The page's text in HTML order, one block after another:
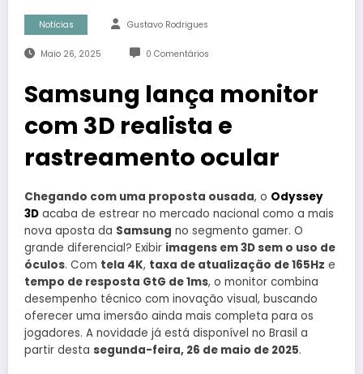
Notícias Gustavo Rodrigues
Maio 26, 2025 0 Comentários
Samsung lança monitor
com 3D realista e
rastreamento ocular
Chegando com uma proposta ousada, o Odyssey
3D acaba de estrear no mercado nacional como a mais
nova aposta da Samsung no segmento gamer. O
grande diferencial? Exibir imagens em 3D sem o uso de
óculos. Com tela 4K, taxa de atualização de 165Hz e
tempo de resposta GtG de 1ms, o monitor combina
desempenho técnico com inovação visual, buscando
oferecer uma imersão ainda mais completa para os
jogadores. A novidade já está disponível no Brasil a
partir desta segunda-feira, 26 de maio de 2025.